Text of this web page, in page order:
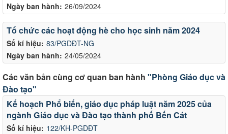
Ngày ban hành: 26/09/2024
Số kí hiệu: 83/PGDĐT-NG
Ngày ban hành: 24/05/2024
Tổ chức các hoạt động hè cho học sinh năm 2024
Các văn bản cùng cơ quan ban hành "Phòng Giáo dục và
Đào tạo"
Số kí hiệu: 122/KH-PGDĐT
Kế hoạch Phổ biến, giáo dục pháp luật năm 2025 của
ngành Giáo dục và Đào tạo thành phố Bến Cát